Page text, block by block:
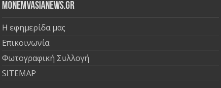
Monemvasianews.gr
Η εφημερίδα μας
Επικοινωνία
Φωτογραφική Συλλογή
SITEMAP